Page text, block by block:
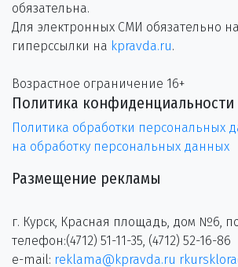
обязательна.
Для электронных СМИ обязательно
гиперссылки на kpravda.ru.
Возрастное ограничение 16+
Политика конфиденциальности
Политика обработки персональных
на обработку персональных данных
Размещение рекламы
г. Курск, Красная площадь, дом №6,
телефон:(4712) 51-11-35, (4712) 52-16-86
e-mail: reklama@kpravda.ru